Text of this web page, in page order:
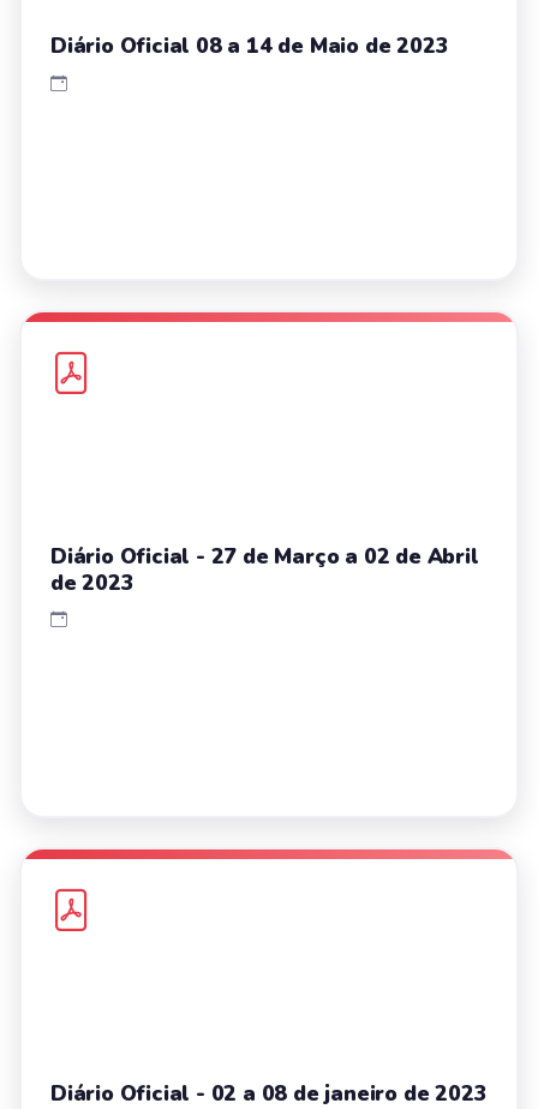
Diário Oficial 08 a 14 de Maio de 2023
Diário Oficial - 27 de Março a 02 de Abril
de 2023
Diário Oficial - 02 a 08 de janeiro de 2023